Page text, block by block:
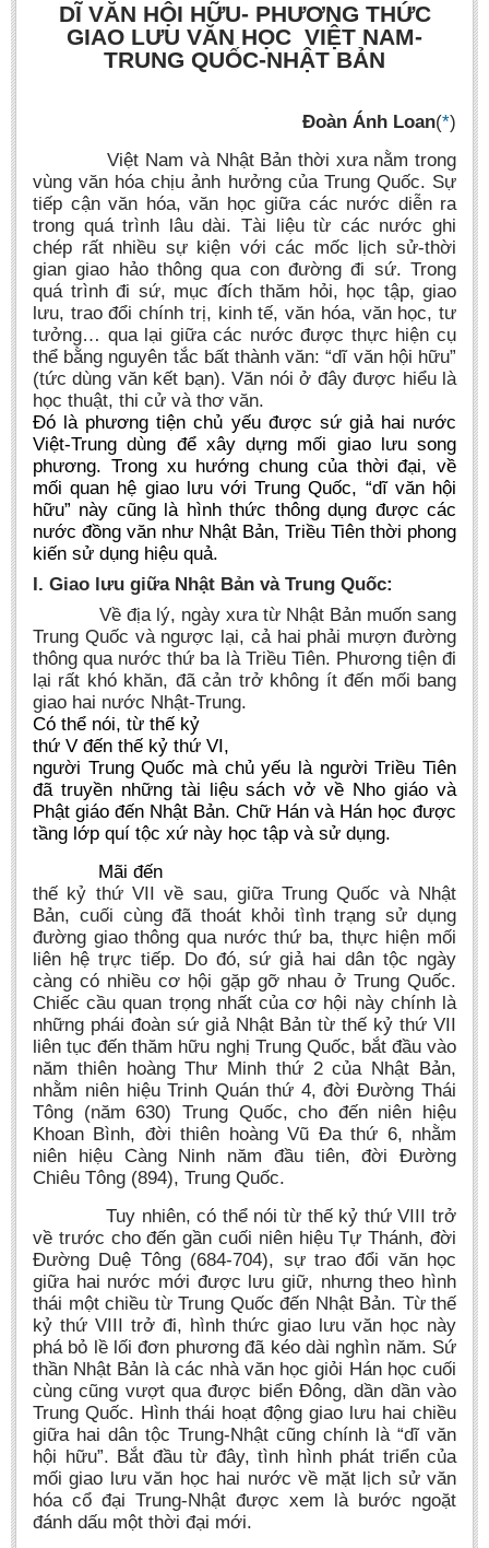
Perspective
To Build a Standard Orthography in Schools and the Media
Alumni Association
Scholarship Fund
STUDENT ACTIVITIES
Literature Club
Calligraphy Club
DĨ VĂN HỘI HỮU- PHƯƠNG THỨC
GIAO LƯU VĂN HỌC VIỆT NAM-
TRUNG QUỐC-NHẬT BẢN
Đoàn Ánh Loan(*)
Việt Nam và Nhật Bản thời xưa nằm trong
vùng văn hóa chịu ảnh hưởng của Trung Quốc. Sự
tiếp cận văn hóa, văn học giữa các nước diễn ra
trong quá trình lâu dài. Tài liệu từ các nước ghi
chép rất nhiều sự kiện với các mốc lịch sử-thời
gian giao hảo thông qua con đường đi sứ. Trong
quá trình đi sứ, mục đích thăm hỏi, học tập, giao
lưu, trao đổi chính trị, kinh tế, văn hóa, văn học, tư
tưởng… qua lại giữa các nước được thực hiện cụ
thể bằng nguyên tắc bất thành văn: “dĩ văn hội hữu”
(tức dùng văn kết bạn). Văn nói ở đây được hiểu là
học thuật, thi cử và thơ văn.
Đó là phương tiện chủ yếu được sứ giả hai nước
Việt-Trung dùng để xây dựng mối giao lưu song
phương. Trong xu hướng chung của thời đại, về
mối quan hệ giao lưu với Trung Quốc, “dĩ văn hội
hữu” này cũng là hình thức thông dụng được các
nước đồng văn như Nhật Bản, Triều Tiên thời phong
kiến sử dụng hiệu quả.
I. Giao lưu giữa Nhật Bản và Trung Quốc:
Về địa lý, ngày xưa từ Nhật Bản muốn sang
Trung Quốc và ngược lại, cả hai phải mượn đường
thông qua nước thứ ba là Triều Tiên. Phương tiện đi
lại rất khó khăn, đã cản trở không ít đến mối bang
giao hai nước Nhật-Trung.
Có thể nói, từ thế kỷ
thứ V đến thế kỷ thứ VI,
người Trung Quốc mà chủ yếu là người Triều Tiên
đã truyền những tài liệu sách vở về Nho giáo và
Phật giáo đến Nhật Bản. Chữ Hán và Hán học được
tầng lớp quí tộc xứ này học tập và sử dụng.
Mãi đến
thế kỷ thứ VII về sau, giữa Trung Quốc và Nhật
Bản, cuối cùng đã thoát khỏi tình trạng sử dụng
đường giao thông qua nước thứ ba, thực hiện mối
liên hệ trực tiếp. Do đó, sứ giả hai dân tộc ngày
càng có nhiều cơ hội gặp gỡ nhau ở Trung Quốc.
Chiếc cầu quan trọng nhất của cơ hội này chính là
những phái đoàn sứ giả Nhật Bản từ thế kỷ thứ VII
liên tục đến thăm hữu nghị Trung Quốc, bắt đầu vào
năm thiên hoàng Thư Minh thứ 2 của Nhật Bản,
nhằm niên hiệu Trinh Quán thứ 4, đời Đường Thái
Tông (năm 630) Trung Quốc, cho đến niên hiệu
Khoan Bình, đời thiên hoàng Vũ Đa thứ 6, nhằm
niên hiệu Càng Ninh năm đầu tiên, đời Đường
Chiêu Tông (894), Trung Quốc.
Tuy nhiên, có thể nói từ thế kỷ thứ VIII trở
về trước cho đến gần cuối niên hiệu Tự Thánh, đời
Đường Duệ Tông (684-704), sự trao đổi văn học
giữa hai nước mới được lưu giữ, nhưng theo hình
thái một chiều từ Trung Quốc đến Nhật Bản. Từ thế
kỷ thứ VIII trở đi, hình thức giao lưu văn học này
phá bỏ lề lối đơn phương đã kéo dài nghìn năm. Sứ
thần Nhật Bản là các nhà văn học giỏi Hán học cuối
cùng cũng vượt qua được biển Đông, dần dần vào
Trung Quốc. Hình thái hoạt động giao lưu hai chiều
giữa hai dân tộc Trung-Nhật cũng chính là “dĩ văn
hội hữu”. Bắt đầu từ đây, tình hình phát triển của
mối giao lưu văn học hai nước về mặt lịch sử văn
hóa cổ đại Trung-Nhật được xem là bước ngoặt
đánh dấu một thời đại mới.